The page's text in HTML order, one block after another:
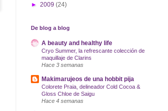
► 2009 (24)
De blog a blog
A beauty and healthy life
Cryo Summer, la refrescante colección de
maquillaje de Clarins
Hace 3 semanas
Makimarujeos de una hobbit pija
Colorete Praia, delineador Cold Cocoa &
Gloss Chloe de Saigu
Hace 4 semanas